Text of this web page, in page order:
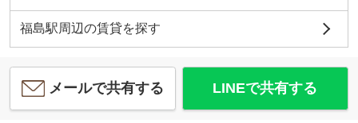
福島駅周辺の賃貸を探す
メールで共有する LINEで共有する